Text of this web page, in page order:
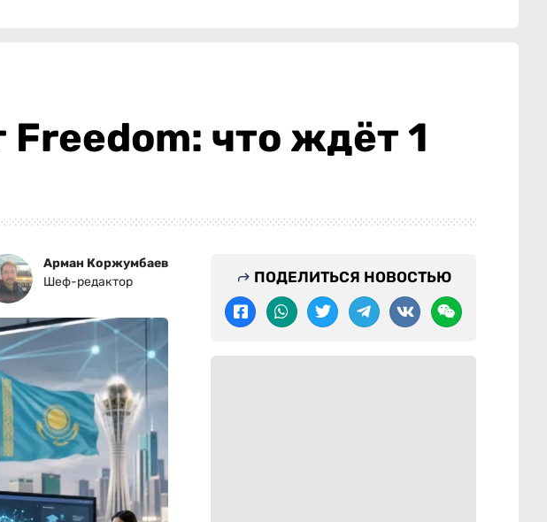
что ждёт 1
Арман Коржумбаев
Шеф-редактор
ПОДЕЛИТЬСЯ НОВОСТЬЮ